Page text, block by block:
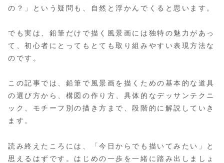
の？」という疑問も、自然と浮かんでくると思います。
でも実は、鉛筆だけで描く風景画には独特の魅力があっ
て、初心者にとってもとても取り組みやすい表現方法な
のです。
この記事では、鉛筆で風景画を描くための基本的な道具
の選び方から、構図の作り方、具体的なデッサンテクニ
ック、モチーフ別の描き方まで、段階的に解説していき
ます。
読み終えたころには、「今日からでも描いてみたい」と
思えるはずです。はじめの一歩を一緒に踏み出しましょ